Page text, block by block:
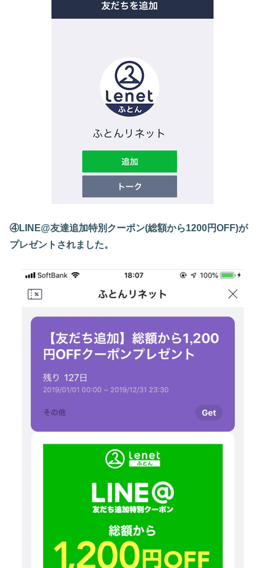
④LINE@友達追加特別クーポン(総額から1200円OFF)が
プレゼントされました。